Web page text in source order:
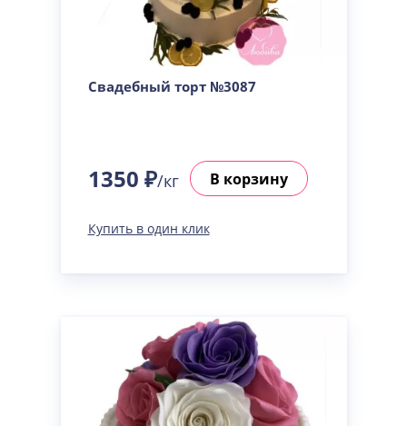
Свадебный торт №3087
1350 ₽/кг В корзину
Купить в один клик